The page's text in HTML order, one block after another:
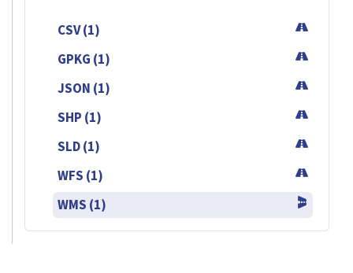
CSV (1)
GPKG (1)
JSON (1)
SHP (1)
SLD (1)
WFS (1)
WMS (1)